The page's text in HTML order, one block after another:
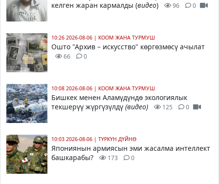
келген жаран кармалды (видео) 96 0
10:26 2026-08-06 | КООМ ЖАНА ТУРМУШ
Ошто "Архив – искусство" көргөзмөсү ачылат
66 0
10:08 2026-08-06 | КООМ ЖАНА ТУРМУШ
Бишкек менен Аламүдүндө экологиялык
текшерүү жүргүзүлдү(видео) 125 0
10:03 2026-08-06 | ТҮРКҮН ДҮЙНӨ
Япониянын армиясын эми жасалма интеллект
башкарабы?
173 0